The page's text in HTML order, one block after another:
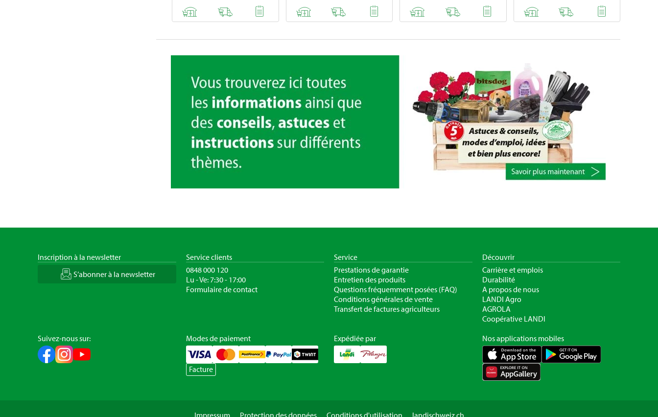
Inscription à la newsletter
S’abonner à la newsletter
Service clients
0848 000 120
Lu - Ve: 7:30 - 17:00
Formulaire de contact
Service
Prestations de garantie
Entretien des produits
Questions fréquemment posées (FAQ)
Conditions générales de vente
Transfert de factures agriculteurs
Découvrir
Carrière et emplois
Durabilité
A propos de nous
LANDI Agro
AGROLA
Coopérative LANDI
Suivez-nous sur:
Modes de paiement
Facture
Expédiée par Nos applications mobiles